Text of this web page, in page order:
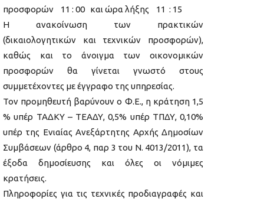
προσφορών 11 : 00 και ώρα λήξης 11 : 15
Η ανακοίνωση των πρακτικών
(δικαιολογητικών και τεχνικών προσφορών),
καθώς και το άνοιγμα των οικονομικών
προσφορών θα γίνεται γνωστό στους
συμμετέχοντες με έγγραφο της υπηρεσίας.
Τον προμηθευτή βαρύνουν ο Φ.Ε., η κράτηση 1,5
% υπέρ ΤΑΔΚΥ – ΤΕΑΔΥ, 0,5% υπέρ ΤΠΔΥ, 0,10%
υπέρ της Ενιαίας Ανεξάρτητης Αρχής Δημοσίων
Συμβάσεων (άρθρο 4, παρ 3 του Ν. 4013/2011), τα
έξοδα δημοσίευσης και όλες οι νόμιμες
κρατήσεις.
Πληροφορίες για τις τεχνικές προδιαγραφές και